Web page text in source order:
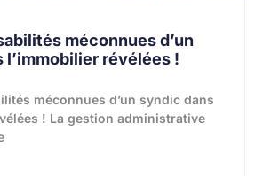
méconnues d’un
l’immobilier révélées !
méconnues d’un syndic dans
! La gestion administrative